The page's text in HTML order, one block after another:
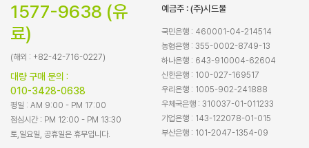
1577-9638 (유
료)
(해외 : +82-42-716-0227)
대량 구매 문의 :
010-3428-0638
평일 : AM 9:00 - PM 17:00
점심시간 : PM 12:00 - PM 13:30
토,일요일, 공휴일은 휴무입니다.
예금주 : (주)시드물
국민은행 : 460001-04-214514
농협은행 : 355-0002-8749-13
하나은행 : 643-910004-62604
신한은행 : 100-027-169517
우리은행 : 1005-902-241888
우체국은행 : 310037-01-011233
기업은행 : 143-122078-01-015
부산은행 : 101-2047-1354-09